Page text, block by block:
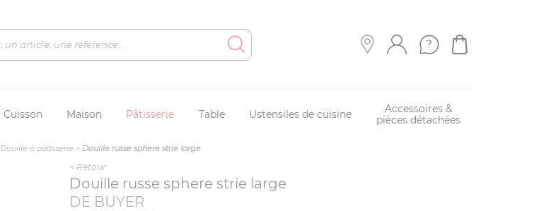
Cuisson Maison Pâtisserie Table Ustensiles de cuisine
Accessoires &
pièces détachées
Douille à pâtisserie > Douille russe sphere strie large
< Retour
Douille russe sphere strie large
DE BUYER